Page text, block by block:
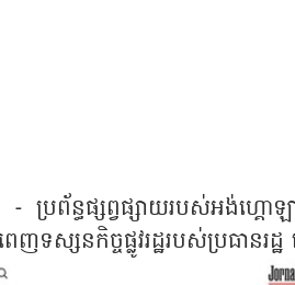
- ប្រព័ន្ធផ្សព្វផ្សាយរបស់អង់ហ្គ
េញទស្សនកិច្ចផ្លូវរដ្ឋរបស់ប្រធ